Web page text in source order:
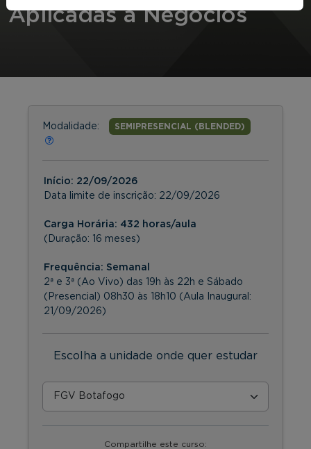
Aplicadas a Negócios
Modalidade: SEMIPRESENCIAL (BLENDED)
Início: 22/09/2026
Data limite de inscrição: 22/09/2026
Carga Horária: 432 horas/aula
(Duração: 16 meses)
Frequência: Semanal
2ª e 3ª (Ao Vivo) das 19h às 22h e Sábado
(Presencial) 08h30 às 18h10 (Aula Inaugural:
21/09/2026)
Escolha a unidade onde quer estudar
Compartilhe este curso: